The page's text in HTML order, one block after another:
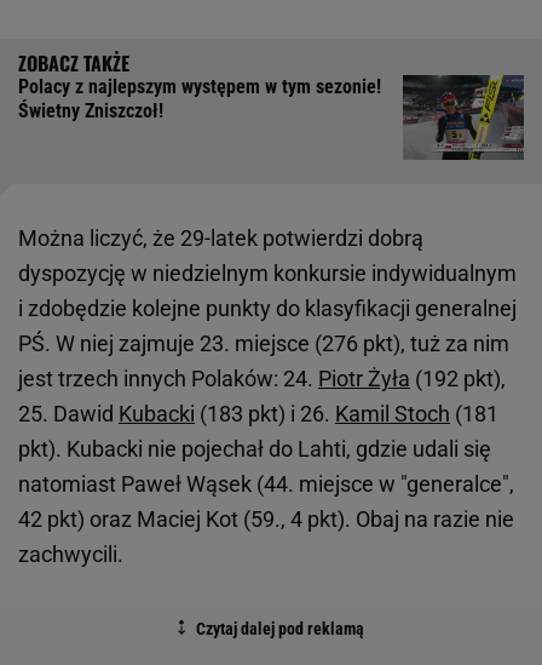
Polacy z najlepszym występem w tym sezonie!
Świetny Zniszczoł!
Można liczyć, że 29-latek potwierdzi dobrą
dyspozycję w niedzielnym konkursie indywidualnym
i zdobędzie kolejne punkty do klasyfikacji generalnej
PŚ. W niej zajmuje 23. miejsce (276 pkt), tuż za nim
jest trzech innych Polaków: 24. Piotr Żyła (192 pkt),
25. Dawid Kubacki (183 pkt) i 26. Kamil Stoch (181
pkt). Kubacki nie pojechał do Lahti, gdzie udali się
natomiast Paweł Wąsek (44. miejsce w "generalce",
42 pkt) oraz Maciej Kot (59., 4 pkt). Obaj na razie nie
zachwycili.